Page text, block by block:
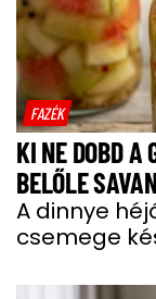
FAZÉK
KI NE DOBD A
BELŐLE
A dinnye
csemege